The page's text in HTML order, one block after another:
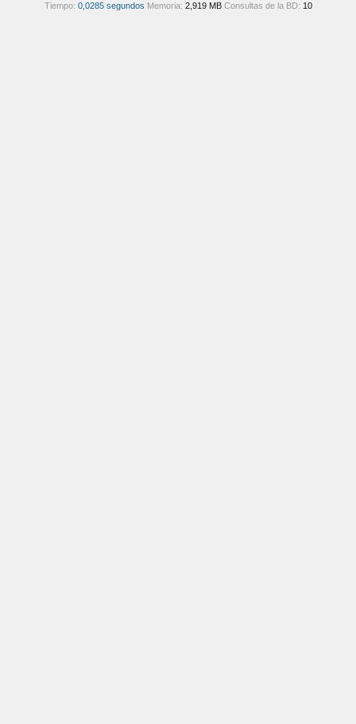
Tiempo: 0,0285 segundos Memoria: 2,919 MB Consultas de la BD: 10